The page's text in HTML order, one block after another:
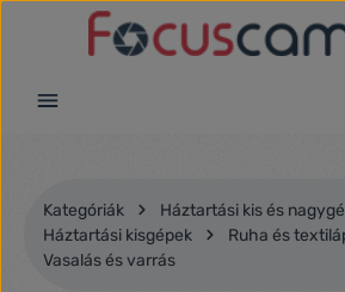
Ugrás a fő tartalomra
Kategóriák
Háztartási kis és
Háztartási kisgépek
Ruha és
Vasalás és varrás